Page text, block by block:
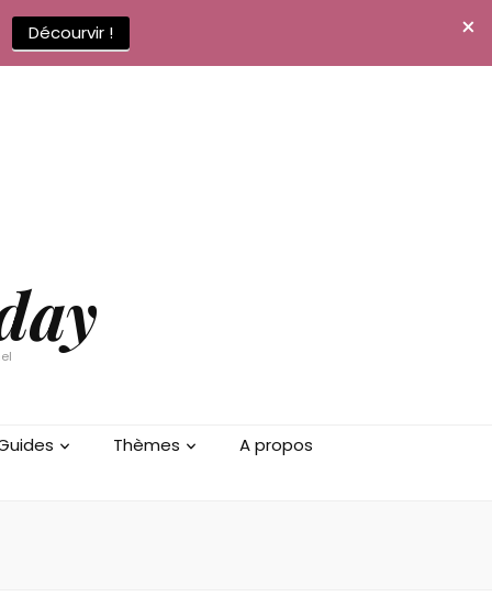
Thèmes
A propos
×
Décourvir !